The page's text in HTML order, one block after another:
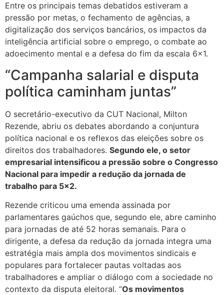
Entre os principais temas debatidos estiveram a
pressão por metas, o fechamento de agências, a
digitalização dos serviços bancários, os impactos da
inteligência artificial sobre o emprego, o combate ao
adoecimento mental e a defesa do fim da escala 6×1.
“Campanha salarial e disputa
política caminham juntas”
O secretário-executivo da CUT Nacional, Milton
Rezende, abriu os debates abordando a conjuntura
política nacional e os reflexos das eleições sobre os
direitos dos trabalhadores. Segundo ele, o setor
empresarial intensificou a pressão sobre o Congresso
Nacional para impedir a redução da jornada de
trabalho para 5×2.
Rezende criticou uma emenda assinada por
parlamentares gaúchos que, segundo ele, abre caminho
para jornadas de até 52 horas semanais. Para o
dirigente, a defesa da redução da jornada integra uma
estratégia mais ampla dos movimentos sindicais e
populares para fortalecer pautas voltadas aos
trabalhadores e ampliar o diálogo com a sociedade no
contexto da disputa eleitoral. “Os movimentos